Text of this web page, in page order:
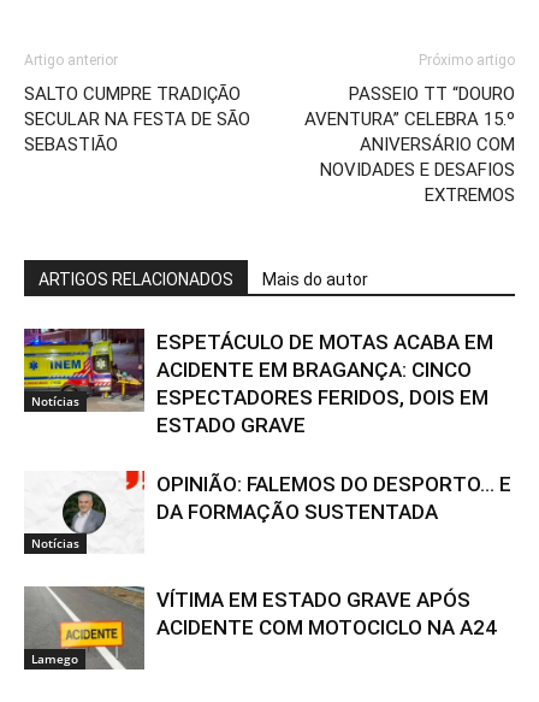
Artigo anterior
SALTO CUMPRE TRADIÇÃO
SECULAR NA FESTA DE SÃO
SEBASTIÃO
Próximo artigo
PASSEIO TT “DOURO
AVENTURA” CELEBRA 15.º
ANIVERSÁRIO COM
NOVIDADES E DESAFIOS
EXTREMOS
ARTIGOS RELACIONADOS Mais do autor
Notícias
ESPETÁCULO DE MOTAS ACABA EM
ACIDENTE EM BRAGANÇA: CINCO
ESPECTADORES FERIDOS, DOIS EM
ESTADO GRAVE
Notícias
OPINIÃO: FALEMOS DO DESPORTO… E
DA FORMAÇÃO SUSTENTADA
Lamego
VÍTIMA EM ESTADO GRAVE APÓS
ACIDENTE COM MOTOCICLO NA A24